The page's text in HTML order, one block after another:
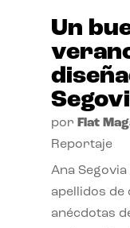
Un
por Flat
Reportaje
Ana
apellidos de
anécdotas